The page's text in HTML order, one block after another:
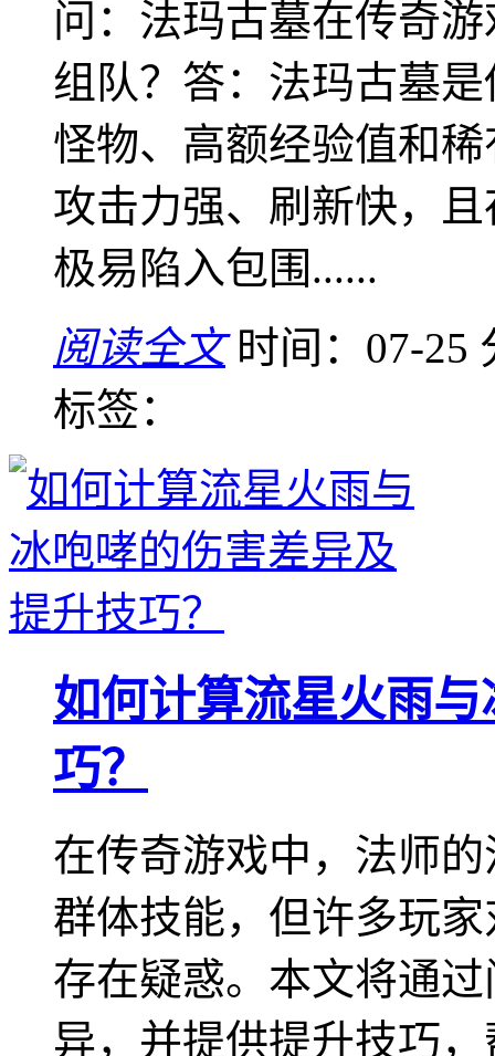
问：法玛古墓在传奇
组队？答：法玛古墓
怪物、高额经验值和
攻击力强、刷新快，
极易陷入包围......
阅读全文 时间：07-25
标签：
如何计算流星火雨
巧？
在传奇游戏中，法师
群体技能，但许多玩
存在疑惑。本文将通
异，并提供提升技巧